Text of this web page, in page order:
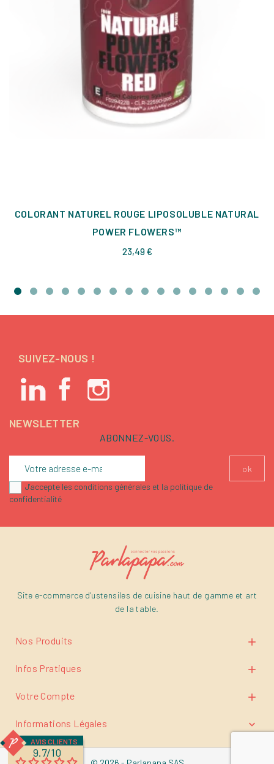
COLORANT NATUREL ROUGE LIPOSOLUBLE NATURAL
POWER FLOWERS™
23,49 €Prix
SUIVEZ-NOUS !
NEWSLETTER
ABONNEZ-VOUS.
J'accepte les conditions générales et la politique de
confidentialité
Site e-commerce d'ustensiles de cuisine haut de gamme et art
de la table.
Nos Produits 
Infos Pratiques 
Votre Compte 
Informations Légales 
AVIS CLIENTS
9.7/10